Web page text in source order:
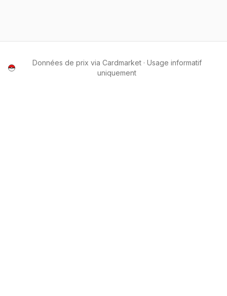
Données de prix via Cardmarket · Usage informatif
uniquement